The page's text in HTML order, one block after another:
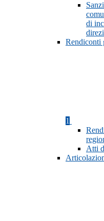
di
Rendiconti
1
Atti